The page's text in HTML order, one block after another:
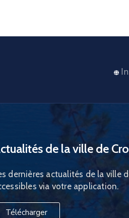
de la ville de
dernières actualités de la ville
via votre application.
Télécharger